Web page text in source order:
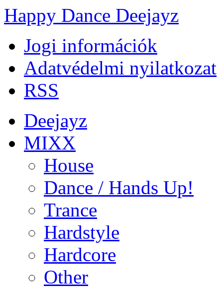
Happy Dance Deejayz
Jogi információk
Adatvédelmi nyilatkozat
RSS
Deejayz
MIXX
House
Dance / Hands Up!
Trance
Hardstyle
Hardcore
Other